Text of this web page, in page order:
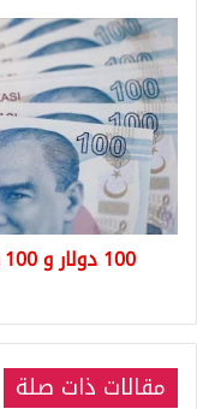
100
دولار
و
100
يورو
كم
ليرة
تركية
اليوم
الخميس
مقالات ذات صلة